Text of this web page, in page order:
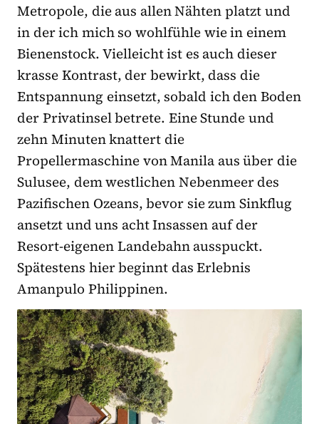
Metropole, die aus allen Nähten platzt und
in der ich mich so wohlfühle wie in einem
Bienenstock. Vielleicht ist es auch dieser
krasse Kontrast, der bewirkt, dass die
Entspannung einsetzt, sobald ich den Boden
der Privatinsel betrete. Eine Stunde und
zehn Minuten knattert die
Propellermaschine von Manila aus über die
Sulusee, dem westlichen Nebenmeer des
Pazifischen Ozeans, bevor sie zum Sinkflug
ansetzt und uns acht Insassen auf der
Resort-eigenen Landebahn ausspuckt.
Spätestens hier beginnt das Erlebnis
Amanpulo Philippinen.